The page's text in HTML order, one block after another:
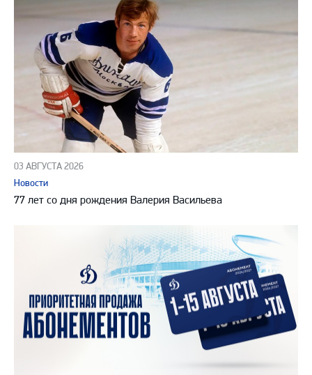
03 АВГУСТА 2026
Новости
77 лет со дня рождения Валерия Васильева